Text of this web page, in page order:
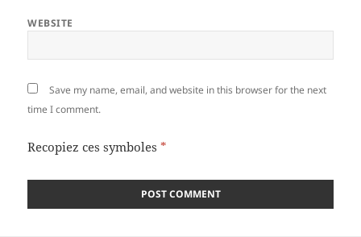
WEBSITE
Save my name, email, and website in this browser for the next
time I comment.
Recopiez ces symboles *